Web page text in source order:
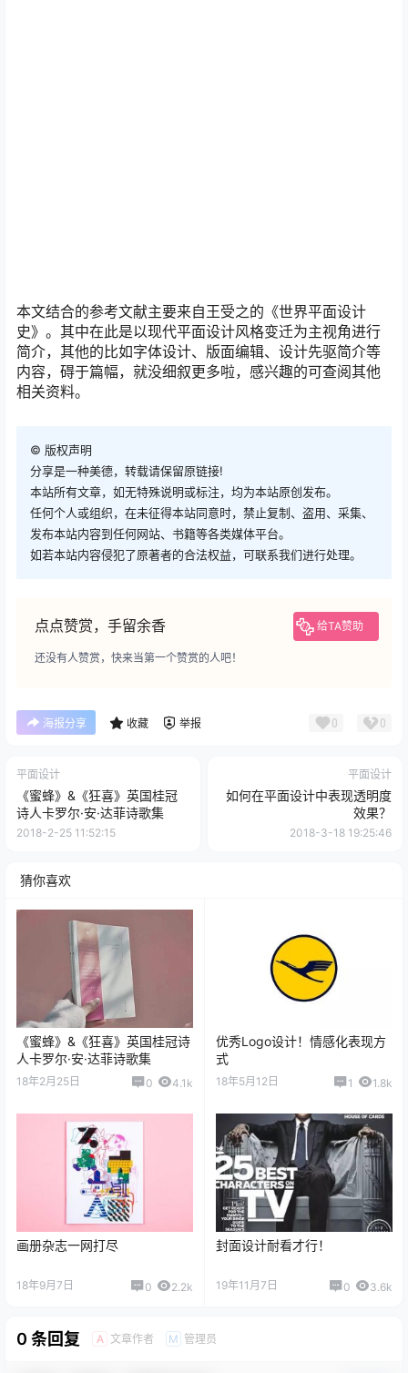
本文结合的参考文献主要来自王受之的《世界平面设计
史》。其中在此是以现代平面设计风格变迁为主视角进行
简介，其他的比如字体设计、版面编辑、设计先驱简介等
内容，碍于篇幅，就没细叙更多啦，感兴趣的可查阅其他
相关资料。
© 版权声明
分享是一种美德，转载请保留原链接!
本站所有文章，如无特殊说明或标注，均为本站原创发布。
任何个人或组织，在未征得本站同意时，禁止复制、盗用、采集、
发布本站内容到任何网站、书籍等各类媒体平台。
如若本站内容侵犯了原著者的合法权益，可联系我们进行处理。
点点赞赏，手留余香 给TA赞助
还没有人赞赏，快来当第一个赞赏的人吧！
海报分享 收藏 举报 0 0
平面设计
《蜜蜂》&《狂喜》英国桂冠
诗人卡罗尔·安·达菲诗歌集
2018-2-25 11:52:15
平面设计
如何在平面设计中表现透明度
效果？
2018-3-18 19:25:46
猜你喜欢
《蜜蜂》&《狂喜》英国桂冠诗
人卡罗尔·安·达菲诗歌集
18年2月25日 0 4.1k
优秀Logo设计！情感化表现方
式
18年5月12日 1 1.8k
画册杂志一网打尽
18年9月7日 0 2.2k
封面设计耐看才行！
19年11月7日 0 3.6k
0 条回复 A 文章作者 M 管理员